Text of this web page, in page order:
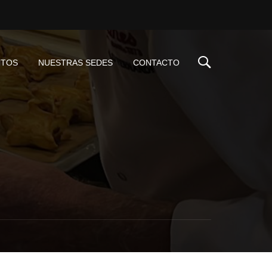
NUESTRAS SEDES CONTACTO